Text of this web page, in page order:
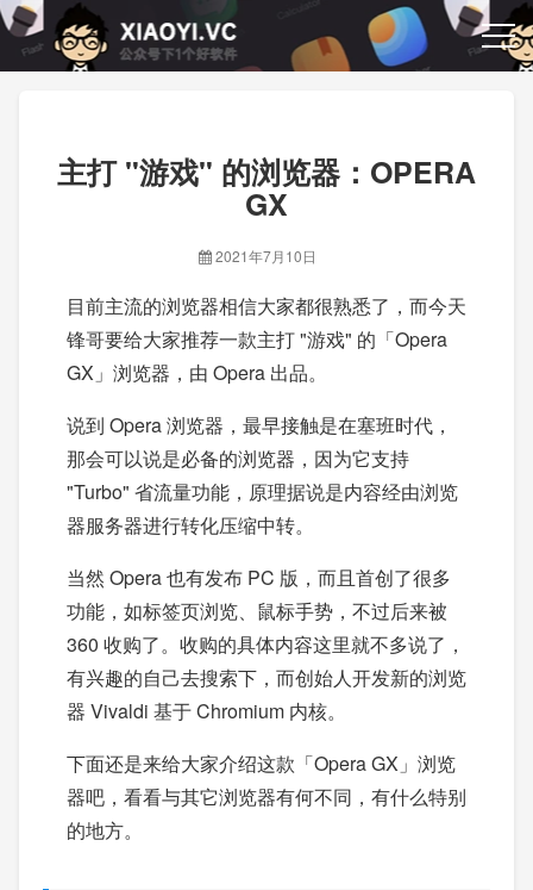
主打 "游戏" 的浏览器：OPERA
GX
2021年7月10日
目前主流的浏览器相信大家都很熟悉了，而今天
锋哥要给大家推荐一款主打 "游戏" 的「Opera
GX」浏览器，由 Opera 出品。
说到 Opera 浏览器，最早接触是在塞班时代，
那会可以说是必备的浏览器，因为它支持
"Turbo" 省流量功能，原理据说是内容经由浏览
器服务器进行转化压缩中转。
当然 Opera 也有发布 PC 版，而且首创了很多
功能，如标签页浏览、鼠标手势，不过后来被
360 收购了。收购的具体内容这里就不多说了，
有兴趣的自己去搜索下，而创始人开发新的浏览
器 Vivaldi 基于 Chromium 内核。
下面还是来给大家介绍这款「Opera GX」浏览
器吧，看看与其它浏览器有何不同，有什么特别
的地方。